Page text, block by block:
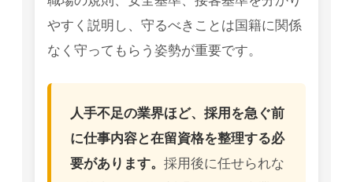
やすく説明し、守るべきことは国籍に関係
なく守ってもらう姿勢が重要です。
人手不足の業界ほど、採用を急ぐ前
に仕事内容と在留資格を整理する必
要があります。 採用後に任せられな